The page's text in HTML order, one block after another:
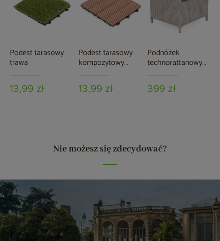
Podest tarasowy
trawa
13,99 zł
Podest tarasowy
kompozytowy
13,99 zł
Podnóżek
technorattanowy
399 zł
Nie możesz się zdecydować?